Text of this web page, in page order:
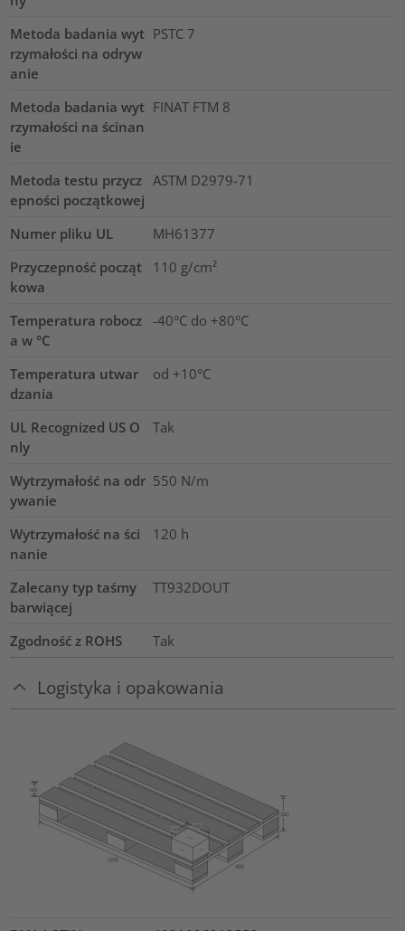
Metoda badania wyt
rzymałości na odryw
anie
PSTC 7
Metoda badania wyt
rzymałości na ścinan
ie
FINAT FTM 8
Metoda testu przycz
epności początkowej
ASTM D2979-71
Numer pliku UL
MH61377
Przyczepność począt
kowa
110 g/cm²
Temperatura robocz
a w °C
-40°C do +80°C
Temperatura utwar
dzania
od +10°C
UL Recognized US O
nly
Tak
Wytrzymałość na odr
ywanie
550 N/m
Wytrzymałość na ści
nanie
120 h
Zalecany typ taśmy
barwiącej
TT932DOUT
Zgodność z ROHS Tak
Logistyka i opakowania